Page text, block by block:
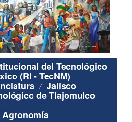
del Tecnológico
(RI - TecNM)
Jalisco
de Tlajomulco
Agronomía